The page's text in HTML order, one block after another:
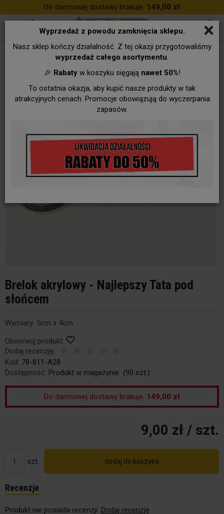
×
Wyprzedaż z powodu zamknięcia sklepu.
Nasz sklep kończy działalność. Z tej okazji przygotowaliśmy
wyprzedaż całego asortymentu.
🎉 Rabatyw koszyku sięgają nawet 50%!
To ostatnia okazja, aby kupić nasze produkty w tak
atrakcyjnych cenach. Promocje obowiązują do wyczerpania
zapasów.
Do darmowej dostawy brakuje: 149,00 zł
Brelok akrylowy - Najlepszy Tata pod
słońcem
Wymiary: 5cm x 4cm
Obserwuj produkt:
Dodaj recenzję:
Kod: 78-811-A28
Dostępność: Produkt w magazynie (90 szt.)
Do darmowej dostawy brakuje: 149,00 zł
9,00 zł / szt.
szt. dodaj do koszyka
Recenzje
Produkt nie posiada recenzji. Dodaj recenzję